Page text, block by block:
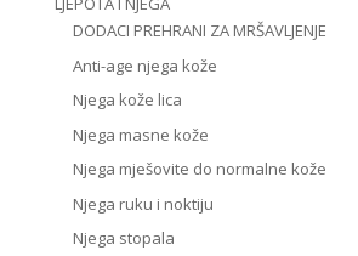
DODACI PREHRANI ZA MRŠAVLJENJE
Anti-age njega kože
Njega kože lica
Njega masne kože
Njega mješovite do normalne kože
Njega ruku i noktiju
Njega stopala